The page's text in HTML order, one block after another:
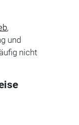
,
und
nicht